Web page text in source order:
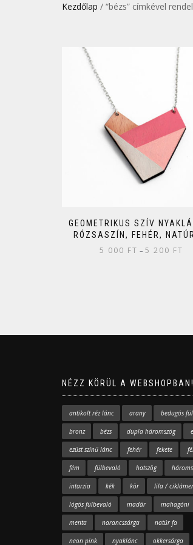
Kezdőlap / “bézs” címkével
GEOMETRIKUS SZÍV
RÓZSASZÍN, FEHÉR,
5 000 FT –5 200 FT
NÉZZ KÖRÜL A WEBSHOPBAN!
antikolt réz lánc arany bedugós
bronz bézs dupla háromszög
ezüst színű lánc fehér fekete
fém fülbevaló hatszög
intarzia kék kör lila /
lógós fülbevaló madár mahagóni
menta narancssárga natúr fa
neon pink nyaklánc okkersárga